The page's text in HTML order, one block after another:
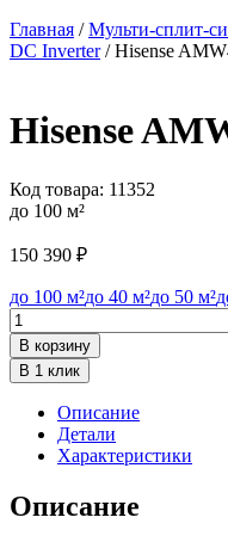
Главная /Мульти-сплит-
DC Inverter/ Hisense
Hisense
Код товара: 11352
до 100 м²
150 390 ₽
до 100 м²до 40 м²до 50 м²
Количество
товара
Hisense
AMW4-
36U4SAC
В корзину
В 1 клик
Описание
Детали
Характеристики
Описание